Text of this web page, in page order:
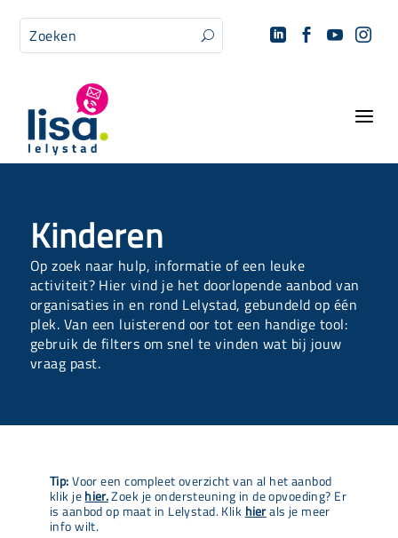
U    
a
Kinderen
Op zoek naar hulp, informatie of een leuke
activiteit? Hier vind je het doorlopende aanbod van
organisaties in en rond Lelystad, gebundeld op één
plek. Van een luisterend oor tot een handige tool:
gebruik de filters om snel te vinden wat bij jouw
vraag past.
Tip:Voor een compleet overzicht van al het aanbod
klik jehier.Zoek je ondersteuning in de opvoeding? Er
is aanbod op maat in Lelystad. Klik hierals je meer
info wilt.